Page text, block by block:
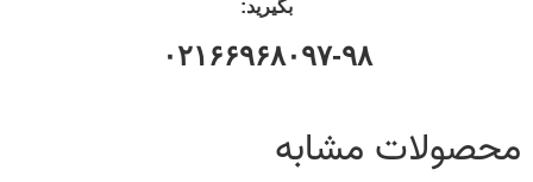
بگیرید:
۰۲۱۶۶۹۶۸۰۹۷-۹۸
محصولات مشابه